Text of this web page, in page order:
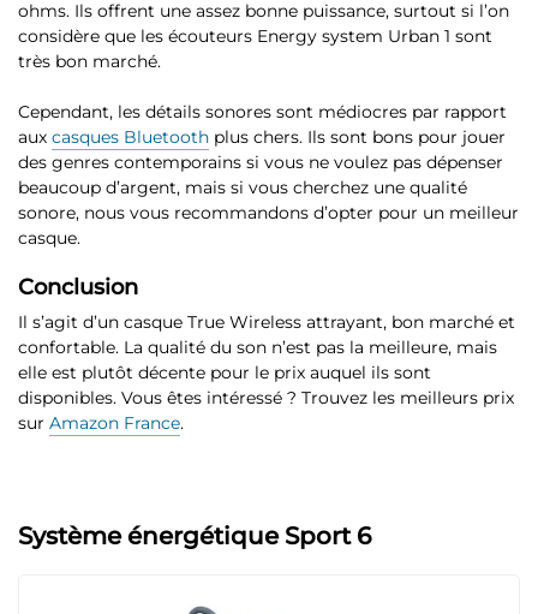
ohms. Ils offrent une assez bonne puissance, surtout si l’on
considère que les écouteurs Energy system Urban 1 sont
très bon marché.
Cependant, les détails sonores sont médiocres par rapport
aux casques Bluetooth plus chers. Ils sont bons pour jouer
des genres contemporains si vous ne voulez pas dépenser
beaucoup d’argent, mais si vous cherchez une qualité
sonore, nous vous recommandons d’opter pour un meilleur
casque.
Conclusion
Il s’agit d’un casque True Wireless attrayant, bon marché et
confortable. La qualité du son n’est pas la meilleure, mais
elle est plutôt décente pour le prix auquel ils sont
disponibles. Vous êtes intéressé ? Trouvez les meilleurs prix
sur Amazon France.
Système énergétique Sport 6